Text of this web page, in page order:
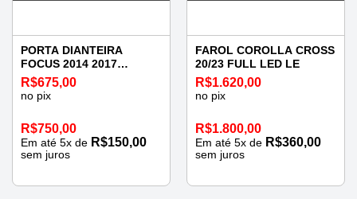
PORTA DIANTEIRA
FOCUS 2014 2017
ESQUERDA
R$675,00
no pix
R$750,00
Em até 5x de R$150,00
sem juros
FAROL COROLLA CROSS
20/23 FULL LED LE
R$1.620,00
no pix
R$1.800,00
Em até 5x de R$360,00
sem juros